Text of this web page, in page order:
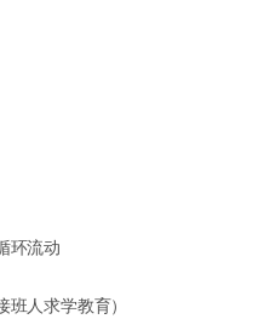
环流动
人求学教育）